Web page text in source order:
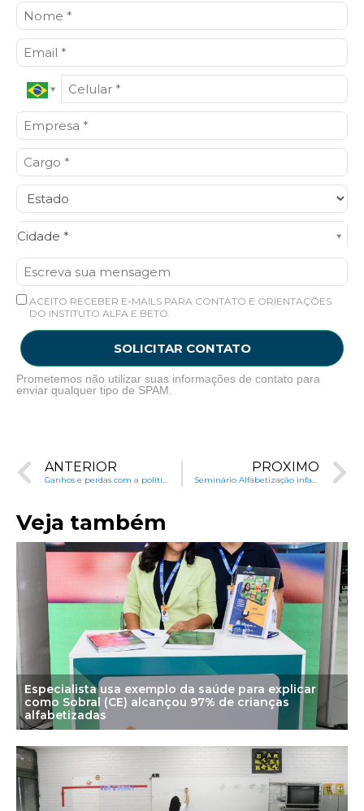
Cidade *
Cidade*
ACEITO RECEBER E-MAILS PARA CONTATO E ORIENTAÇÕES
DO INSTITUTO ALFA E BETO.
SOLICITAR CONTATO
Prometemos não utilizar suas informações de contato para
enviar qualquer tipo de SPAM.
ANTERIOR PRÓXIMO
Veja também
Especialista usa exemplo da saúde para explicar
como Sobral (CE) alcançou 97% de crianças
alfabetizadas